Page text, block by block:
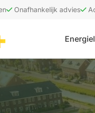
Onafhankelijk advies